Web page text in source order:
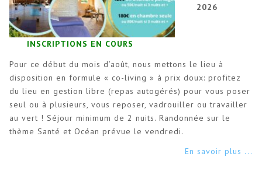
2026
INSCRIPTIONS EN COURS
Pour ce début du mois d’août, nous mettons le lieu à
disposition en formule « co-living » à prix doux: profitez
du lieu en gestion libre (repas autogérés) pour vous poser
seul ou à plusieurs, vous reposer, vadrouiller ou travailler
au vert ! Séjour minimum de 2 nuits. Randonnée sur le
thème Santé et Océan prévue le vendredi.
En savoir plus ...